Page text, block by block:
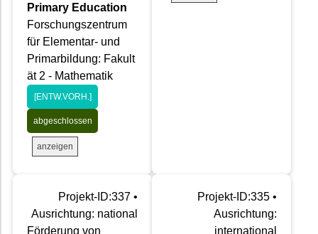
Primary Education
Forschungszentrum
für Elementar- und
Primarbildung: Fakult
ät 2 - Mathematik
[ENTW.VORH.]
abgeschlossen
anzeigen
Projekt-ID:337 •
Ausrichtung: national
Förderung von
Projekt-ID:335 •
Ausrichtung:
international